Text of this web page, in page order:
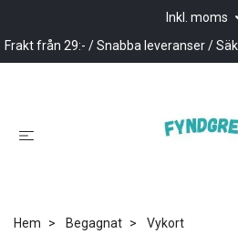
Inkl. moms
Frakt från 29:- / Snabba leveranser /
Hem Begagnat
Vykort